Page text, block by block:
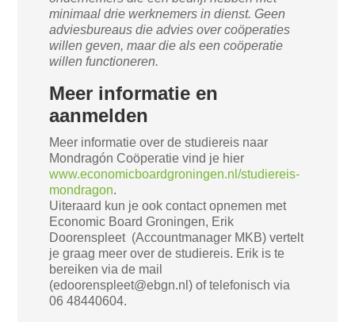
minimaal drie werknemers in dienst. Geen
adviesbureaus die advies over coöperaties
willen geven, maar die als een coöperatie
willen functioneren.
Meer informatie en
aanmelden
Meer informatie over de studiereis naar
Mondragón Coöperatie vind je hier
www.economicboardgroningen.nl/studiereis-
mondragon.
Uiteraard kun je ook contact opnemen met
Economic Board Groningen, Erik
Doorenspleet (Accountmanager MKB) vertelt
je graag meer over de studiereis. Erik is te
bereiken via de mail
(edoorenspleet@ebgn.nl) of telefonisch via
06 48440604.